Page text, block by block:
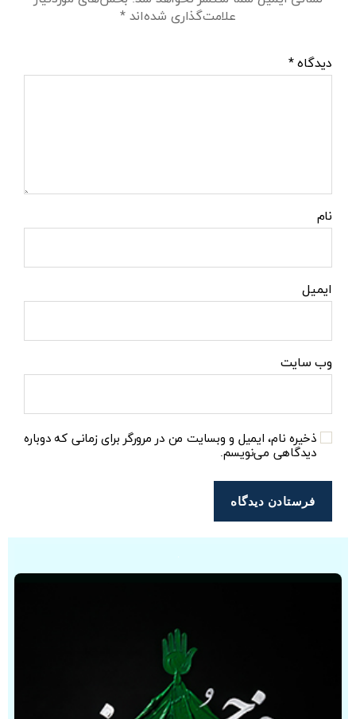
علامت‌گذاری شده‌اند*
دیدگاه*
نام
ایمیل
وب‌ سایت
ذخیره نام، ایمیل و وبسایت من در مرورگر برای زمانی که دوباره
دیدگاهی می‌نویسم.